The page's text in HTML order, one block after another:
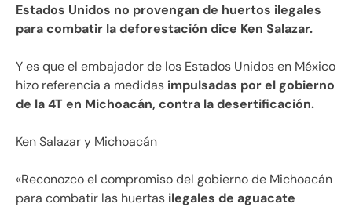
Estados Unidos no provengan de huertos ilegales
para combatir la deforestación dice Ken Salazar.
Y es que el embajador de los Estados Unidos en México
hizo referencia a medidas impulsadas por el gobierno
de la 4T en Michoacán, contra la desertificación.
Ken Salazar y Michoacán
«Reconozco el compromiso del gobierno de Michoacán
para combatir las huertas ilegales de aguacate